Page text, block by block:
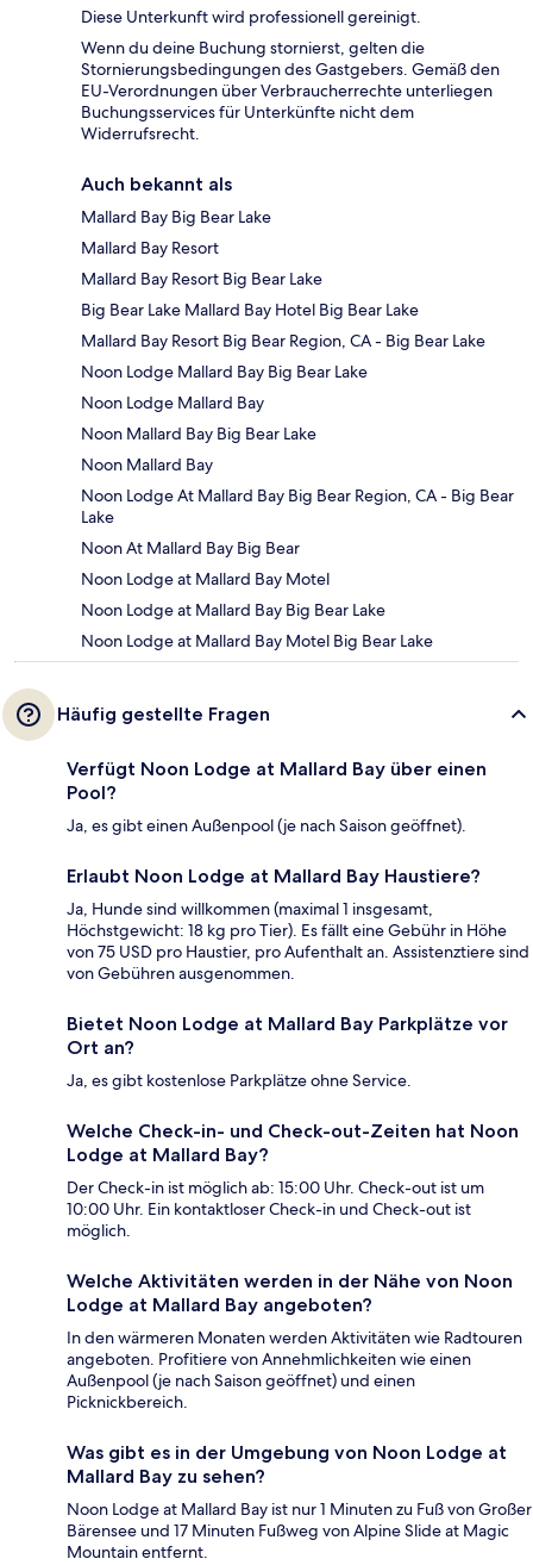
Diese Unterkunft wird professionell gereinigt.
Wenn du deine Buchung stornierst, gelten die
Stornierungsbedingungen des Gastgebers. Gemäß den
EU-Verordnungen über Verbraucherrechte unterliegen
Buchungsservices für Unterkünfte nicht dem
Widerrufsrecht.
Auch bekannt als
Mallard Bay Big Bear Lake
Mallard Bay Resort
Mallard Bay Resort Big Bear Lake
Big Bear Lake Mallard Bay Hotel Big Bear Lake
Mallard Bay Resort Big Bear Region, CA - Big Bear Lake
Noon Lodge Mallard Bay Big Bear Lake
Noon Lodge Mallard Bay
Noon Mallard Bay Big Bear Lake
Noon Mallard Bay
Noon Lodge At Mallard Bay Big Bear Region, CA - Big Bear
Lake
Noon At Mallard Bay Big Bear
Noon Lodge at Mallard Bay Motel
Noon Lodge at Mallard Bay Big Bear Lake
Noon Lodge at Mallard Bay Motel Big Bear Lake
Häufig gestellte Fragen
Verfügt Noon Lodge at Mallard Bay über einen
Pool?
Ja, es gibt einen Außenpool (je nach Saison geöffnet).
Erlaubt Noon Lodge at Mallard Bay Haustiere?
Ja, Hunde sind willkommen (maximal 1 insgesamt,
Höchstgewicht: 18 kg pro Tier). Es fällt eine Gebühr in Höhe
von 75 USD pro Haustier, pro Aufenthalt an. Assistenztiere sind
von Gebühren ausgenommen.
Bietet Noon Lodge at Mallard Bay Parkplätze vor
Ort an?
Ja, es gibt kostenlose Parkplätze ohne Service.
Welche Check-in- und Check-out-Zeiten hat Noon
Lodge at Mallard Bay?
Der Check-in ist möglich ab: 15:00 Uhr. Check-out ist um
10:00 Uhr. Ein kontaktloser Check-in und Check-out ist
möglich.
Welche Aktivitäten werden in der Nähe von Noon
Lodge at Mallard Bay angeboten?
In den wärmeren Monaten werden Aktivitäten wie Radtouren
angeboten. Profitiere von Annehmlichkeiten wie einen
Außenpool (je nach Saison geöffnet) und einen
Picknickbereich.
Was gibt es in der Umgebung von Noon Lodge at
Mallard Bay zu sehen?
Noon Lodge at Mallard Bay ist nur 1 Minuten zu Fuß von Großer
Bärensee und 17 Minuten Fußweg von Alpine Slide at Magic
Mountain entfernt.